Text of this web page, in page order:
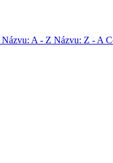
Názvu: A - Z Názvu: Z - A